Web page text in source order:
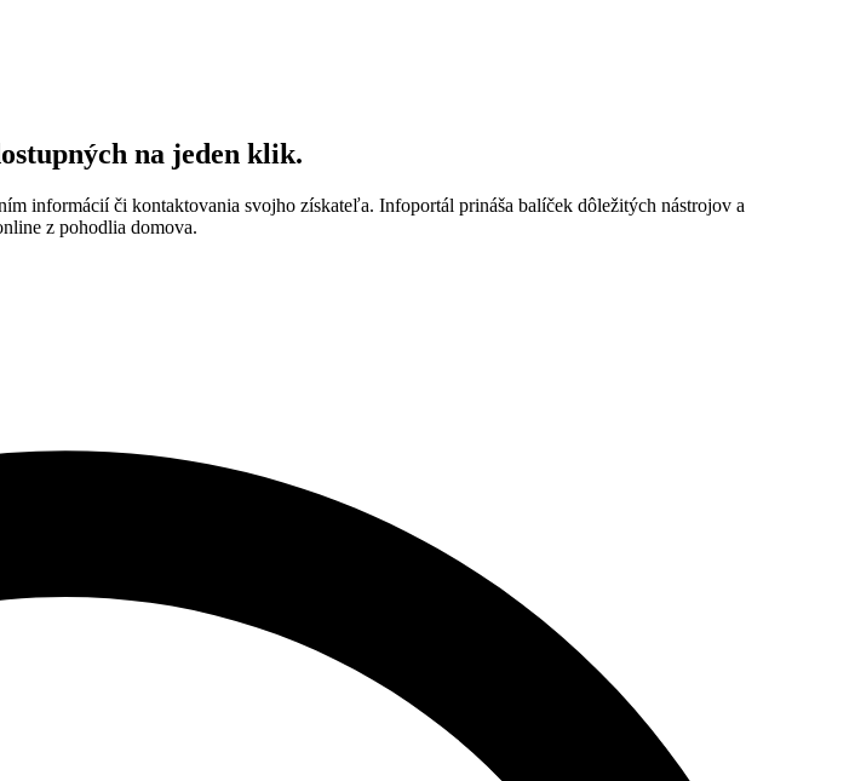
na jeden klik.
informácií či kontaktovania svojho získateľa. Infoportál prináša balíček dôležitých nástrojov a
z pohodlia domova.